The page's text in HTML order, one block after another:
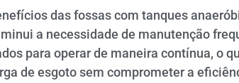
das fossas com tanques
a necessidade de manutenção
para operar de maneira contínua, o
de esgoto sem comprometer a